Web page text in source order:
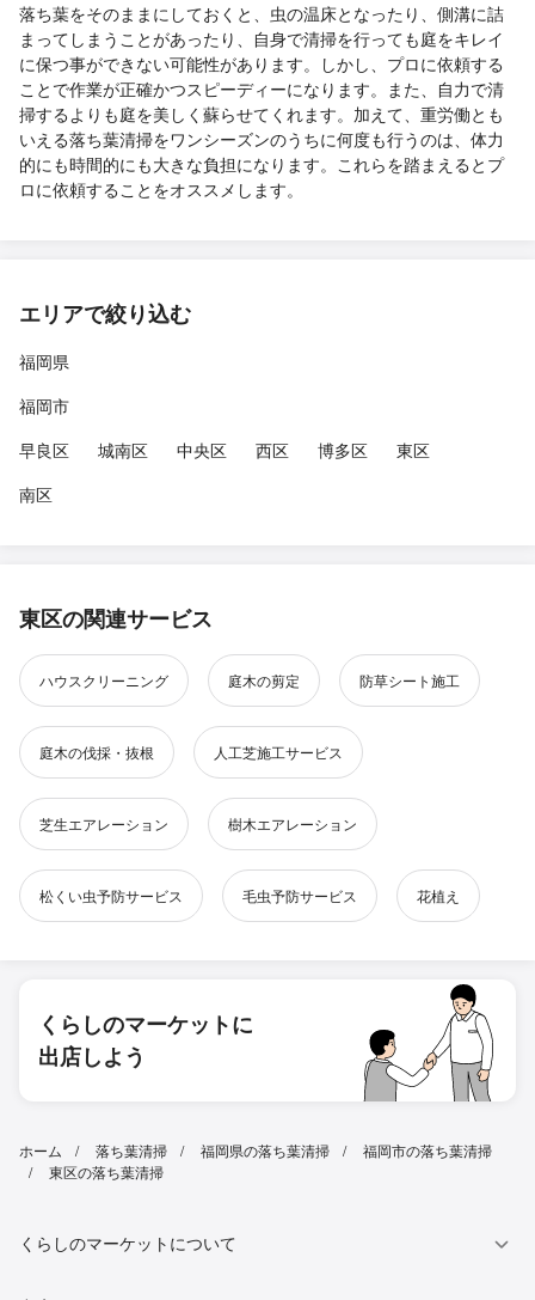
落ち葉をそのままにしておくと、虫の温床となったり、側溝に詰
まってしまうことがあったり、自身で清掃を行っても庭をキレイ
に保つ事ができない可能性があります。しかし、プロに依頼する
ことで作業が正確かつスピーディーになります。また、自力で清
掃するよりも庭を美しく蘇らせてくれます。加えて、重労働とも
いえる落ち葉清掃をワンシーズンのうちに何度も行うのは、体力
的にも時間的にも大きな負担になります。これらを踏まえるとプ
ロに依頼することをオススメします。
エリアで絞り込む
福岡県
福岡市
早良区
城南区 中央区 西区 博多区
東区
南区
東区の関連サービス
ハウスクリーニング 庭木の剪定 防草シート施工
庭木の伐採・抜根 人工芝施工サービス
芝生エアレーション 樹木エアレーション
松くい虫予防サービス 毛虫予防サービス 花植え
くらしのマーケットに
出店しよう
ホーム 落ち葉清掃 福岡県の落ち葉清掃
福岡市の落ち葉清掃
東区の落ち葉清掃
くらしのマーケットについて